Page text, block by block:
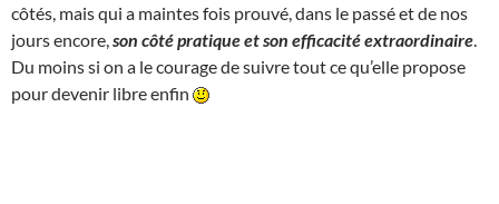
côtés, mais qui a maintes fois prouvé, dans le passé et de nos
jours encore, son côté pratique et son efficacité extraordinaire
Du moins si on a le courage de suivre tout ce qu’elle propose
pour devenir libre enfin